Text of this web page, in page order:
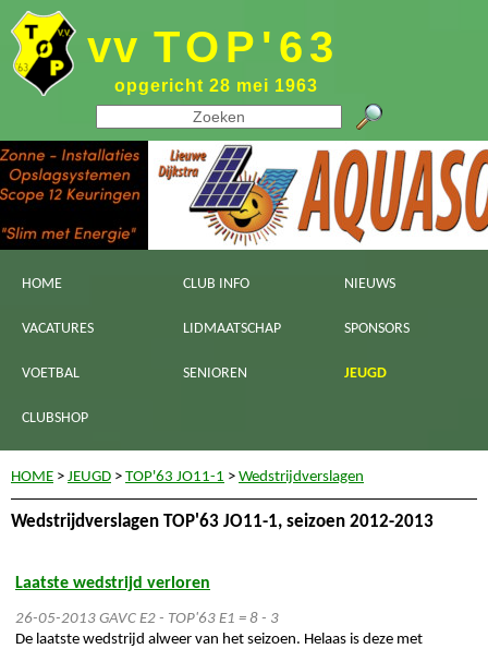
vv TOP'63
opgericht 28 mei 1963
HOME CLUB INFO NIEUWS
VACATURES LIDMAATSCHAP SPONSORS
VOETBAL SENIOREN JEUGD
CLUBSHOP
HOME > JEUGD > TOP'63 JO11-1 > Wedstrijdverslagen
Wedstrijdverslagen TOP'63 JO11-1, seizoen 2012-2013
Laatste wedstrijd verloren
26-05-2013 GAVC E2 - TOP'63 E1 = 8 - 3
De laatste wedstrijd alweer van het seizoen. Helaas is deze met